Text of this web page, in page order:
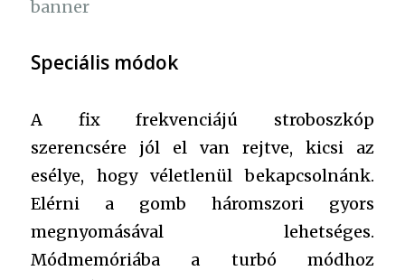
Speciális módok
A fix frekvenciájú stroboszkóp
szerencsére jól el van rejtve, kicsi az
esélye, hogy véletlenül bekapcsolnánk.
Elérni a gomb háromszori gyors
megnyomásával lehetséges.
Módmemóriába a turbó módhoz